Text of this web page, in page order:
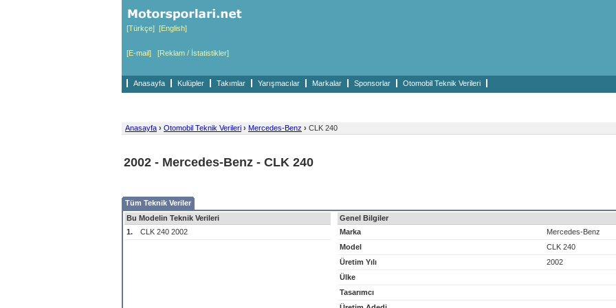
[Türkçe] [English]
[E-mail] [Reklam / İstatistikler]
Anasayfa Kulüpler Takımlar Yarışmacılar Markalar Sponsorlar Otomobil Teknik Verileri
Anasayfa › Otomobil Teknik Verileri › Mercedes-Benz › CLK 240
2002 - Mercedes-Benz - CLK 240
Tüm Teknik Veriler
Bu Modelin Teknik Verileri
1.
CLK 240 2002
Genel Bilgiler
Marka
Mercedes-Benz
Model
CLK 240
Üretim Yılı
2002
Ülke
Tasarımcı